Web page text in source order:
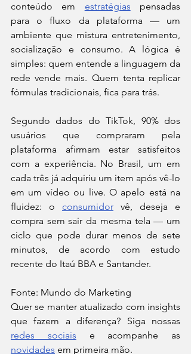
conteúdo em estratégias pensadas
para o fluxo da plataforma — um
ambiente que mistura entretenimento,
socialização e consumo. A lógica é
simples: quem entende a linguagem da
rede vende mais. Quem tenta replicar
fórmulas tradicionais, fica para trás.
Segundo dados do TikTok, 90% dos
usuários que compraram pela
plataforma afirmam estar satisfeitos
com a experiência. No Brasil, um em
cada três já adquiriu um item após vê-lo
em um vídeo ou live. O apelo está na
fluidez: o consumidor vê, deseja e
compra sem sair da mesma tela — um
ciclo que pode durar menos de sete
minutos, de acordo com estudo
recente do Itaú BBA e Santander.
Fonte: Mundo do Marketing
Quer se manter atualizado com insights
redes sociais
novidades em primeira mão.